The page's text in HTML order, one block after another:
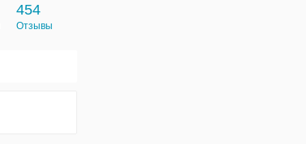
454
Отзывы